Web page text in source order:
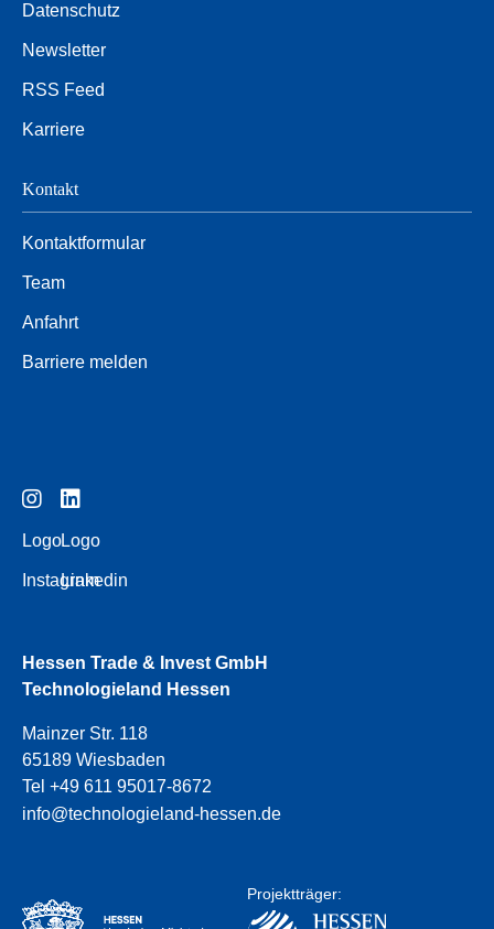
Datenschutz
Newsletter
RSS Feed
Karriere
Kontakt
Kontaktformular
Team
Anfahrt
Barriere melden
Logo
Instagram
Logo
Linkedin
Hessen Trade & Invest GmbH
Technologieland Hessen
Mainzer Str. 118
65189 Wiesbaden
Tel +49 611 95017-8672
info@technologieland-hessen.de
Projektträger: